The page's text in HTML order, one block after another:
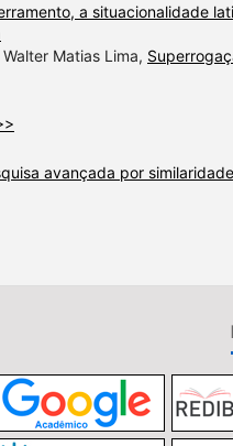
a situacionalidade
Matias Lima,
avançada por similaridade